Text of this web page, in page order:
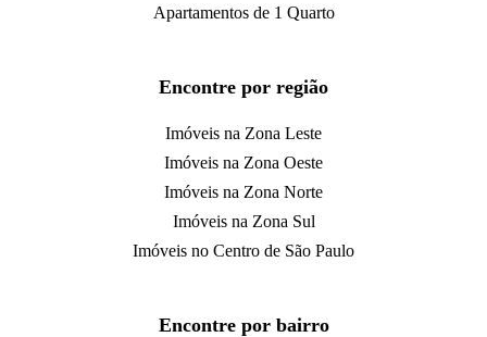
Apartamentos de 1 Quarto
Encontre por região
Imóveis na Zona Leste
Imóveis na Zona Oeste
Imóveis na Zona Norte
Imóveis na Zona Sul
Imóveis no Centro de São Paulo
Encontre por bairro